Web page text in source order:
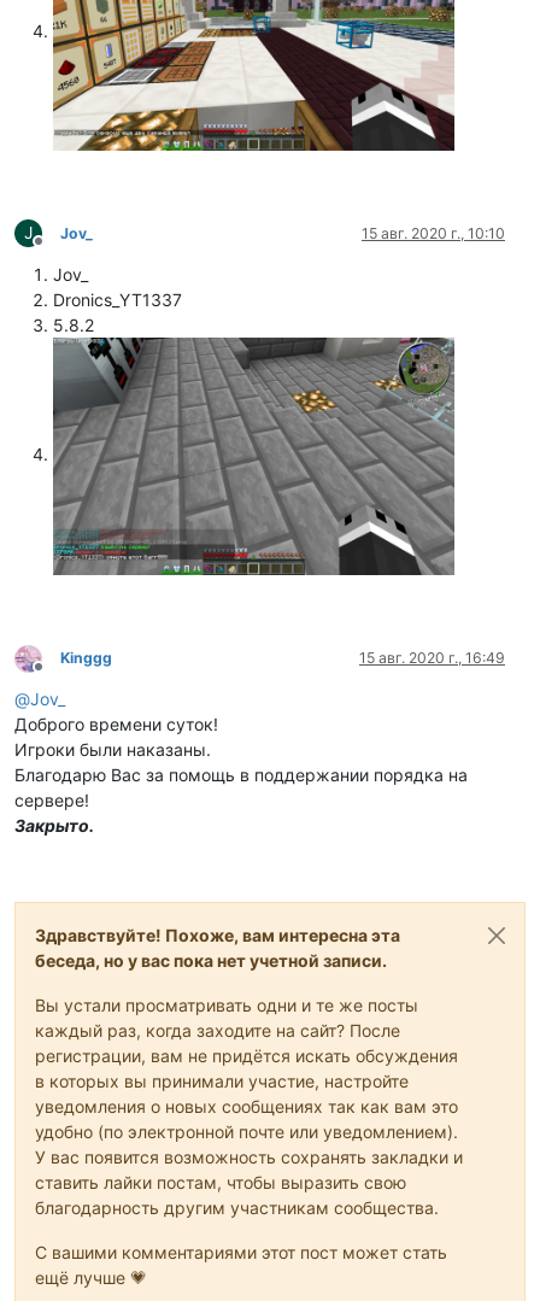
J
Не в сети
Jov_ 15 авг. 2020 г., 10:10
Jov_
Dronics_YT1337
5.8.2
Не в сети
Kinggg 15 авг. 2020 г., 16:49
@Jov_
Доброго времени суток!
Игроки были наказаны.
Благодарю Вас за помощь в поддержании порядка на
сервере!
Закрыто.
Здравствуйте! Похоже, вам интересна эта
беседа, но у вас пока нет учетной записи.
Вы устали просматривать одни и те же посты
каждый раз, когда заходите на сайт? После
регистрации, вам не придётся искать обсуждения
в которых вы принимали участие, настройте
уведомления о новых сообщениях так как вам это
удобно (по электронной почте или уведомлением).
У вас появится возможность сохранять закладки и
ставить лайки постам, чтобы выразить свою
благодарность другим участникам сообщества.
С вашими комментариями этот пост может стать
ещё лучше 💗